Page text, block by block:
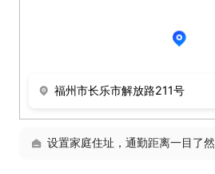
福州市长乐市解放路211号
设置家庭住址，通勤距离一目了然